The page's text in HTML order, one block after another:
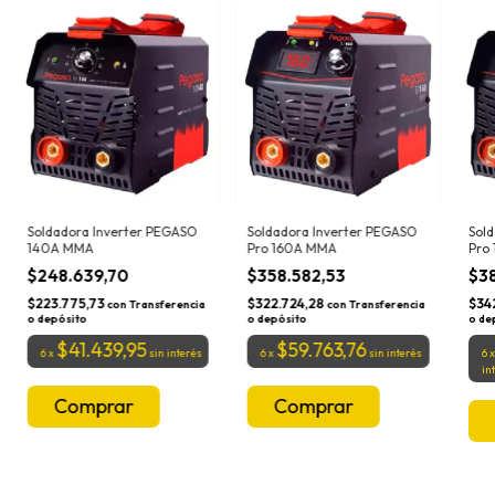
Soldadora Inverter PEGASO
140A MMA
$248.639,70
$223.775,73con Transferencia
o depósito
6x $41.439,95sin interés
Soldadora Inverter PEGASO
Pro 160A MMA
$358.582,53
$322.724,28con Transferencia
o depósito
6x $59.763,76sin interés
Pro
o
6